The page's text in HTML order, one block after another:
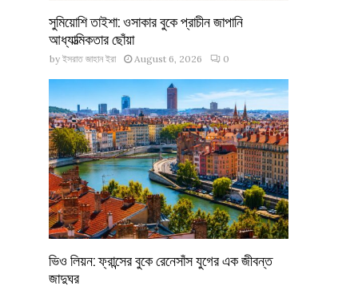
সুমিয়োশি তাইশা: ওসাকার বুকে প্রাচীন জাপানি
আধ্যাত্মিকতার ছোঁয়া
by ইসরাত জাহান ইরা August 6, 2026 0
ভিও লিয়ন: ফ্রান্সের বুকে রেনেসাঁস যুগের এক জীবন্ত
জাদুঘর